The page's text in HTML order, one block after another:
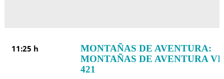
11:25 h
MONTAÑAS DE AVENTURA:
MONTAÑAS DE AVENTURA VI
421